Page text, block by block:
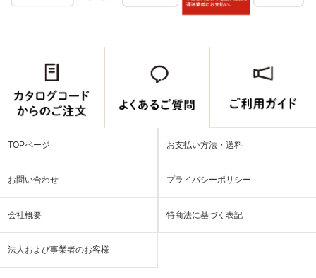
TOPページ お支払い方法・送料
お問い合わせ プライバシーポリシー
会社概要 特商法に基づく表記
法人および事業者のお客様